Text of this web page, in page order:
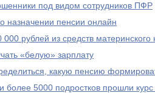
под видом сотрудников ПФР
назначении пенсии онлайн
000 рублей из средств материнского
«белую» зарплату
какую пенсию
более 5000 подростков прошли